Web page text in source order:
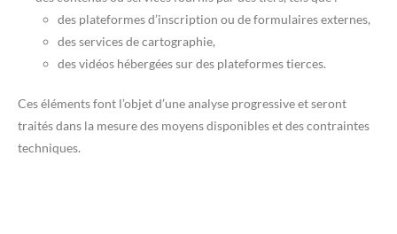
des plateformes d’inscription ou de formulaires externes,
des services de cartographie,
des vidéos hébergées sur des plateformes tierces.
Ces éléments font l’objet d’une analyse progressive et seront
traités dans la mesure des moyens disponibles et des contraintes
techniques.